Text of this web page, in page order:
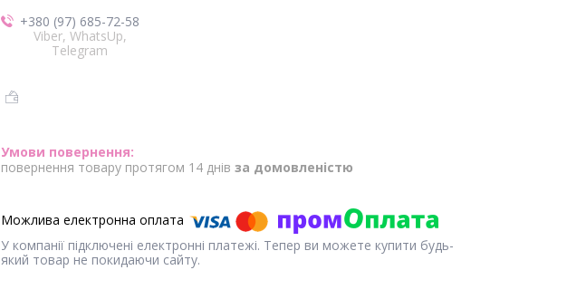
+380 (97) 685-72-58
Viber, WhatsUp,
Telegram
повернення товару протягом 14 днів за домовленістю
У компанії підключені електронні платежі. Тепер ви можете купити будь-
який товар не покидаючи сайту.